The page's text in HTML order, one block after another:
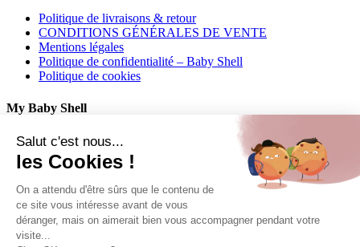
Politique de livraisons & retour
CONDITIONS GÉNÉRALES DE VENTE
Mentions légales
Politique de confidentialité – Baby Shell
Politique de cookies
My Baby Shell
Mon compte
Mes commandes
Mes adresses
Contact
06 62 27 22 01
Salut c'est nous...
les Cookies !
On a attendu d'être sûrs que le contenu de
ce site vous intéresse avant de vous
déranger, mais on aimerait bien vous accompagner pendant votre
visite...